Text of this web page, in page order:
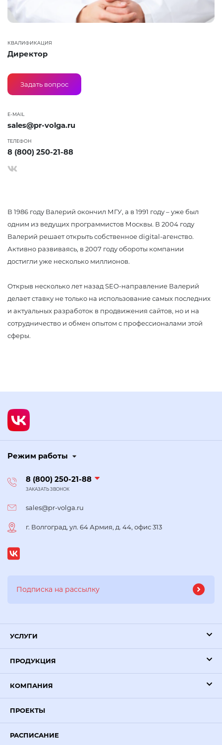
КВАЛИФИКАЦИЯ
Директор
Задать вопрос
E-MAIL
sales@pr-volga.ru
ТЕЛЕФОН
8 (800) 250-21-88
В 1986 году Валерий окончил МГУ, а в 1991 году – уже был
одним из ведущих программистов Москвы. В 2004 году
Валерий решает открыть собственное digital-агенство.
Активно развиваясь, в 2007 году обороты компании
достигли уже несколько миллионов.
Открыв несколько лет назад SEO-направление Валерий
делает ставку не только на использование самых последних
и актуальных разработок в продвижения сайтов, но и на
сотрудничество и обмен опытом с профессионалами этой
сферы.
Режим работы
8 (800) 250-21-88
ЗАКАЗАТЬ ЗВОНОК
sales@pr-volga.ru
г. Волгоград, ул. 64 Армия, д. 44, офис 313
УСЛУГИ
ПРОДУКЦИЯ
КОМПАНИЯ
ПРОЕКТЫ
РАСПИСАНИЕ